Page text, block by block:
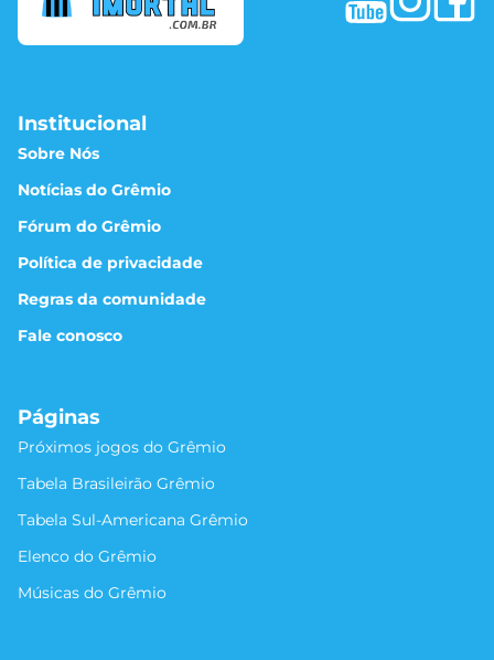
Institucional
Sobre Nós
Notícias do Grêmio
Fórum do Grêmio
Política de privacidade
Regras da comunidade
Fale conosco
Páginas
Próximos jogos do Grêmio
Tabela Brasileirão Grêmio
Tabela Sul-Americana Grêmio
Elenco do Grêmio
Músicas do Grêmio